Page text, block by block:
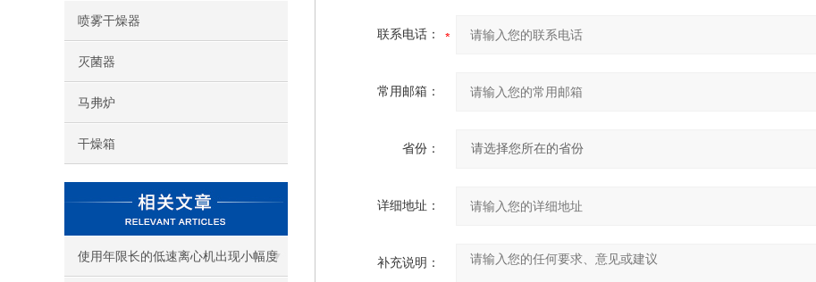
喷雾干燥器
灭菌器
马弗炉
干燥箱
使用年限长的低速离心机出现小幅度
联系电话：
常用邮箱：
省份：
详细地址：
补充说明：